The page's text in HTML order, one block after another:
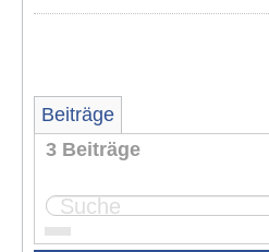
Beiträge
3 Beiträge